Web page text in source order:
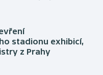
stadionu exhibicí,
z Prahy